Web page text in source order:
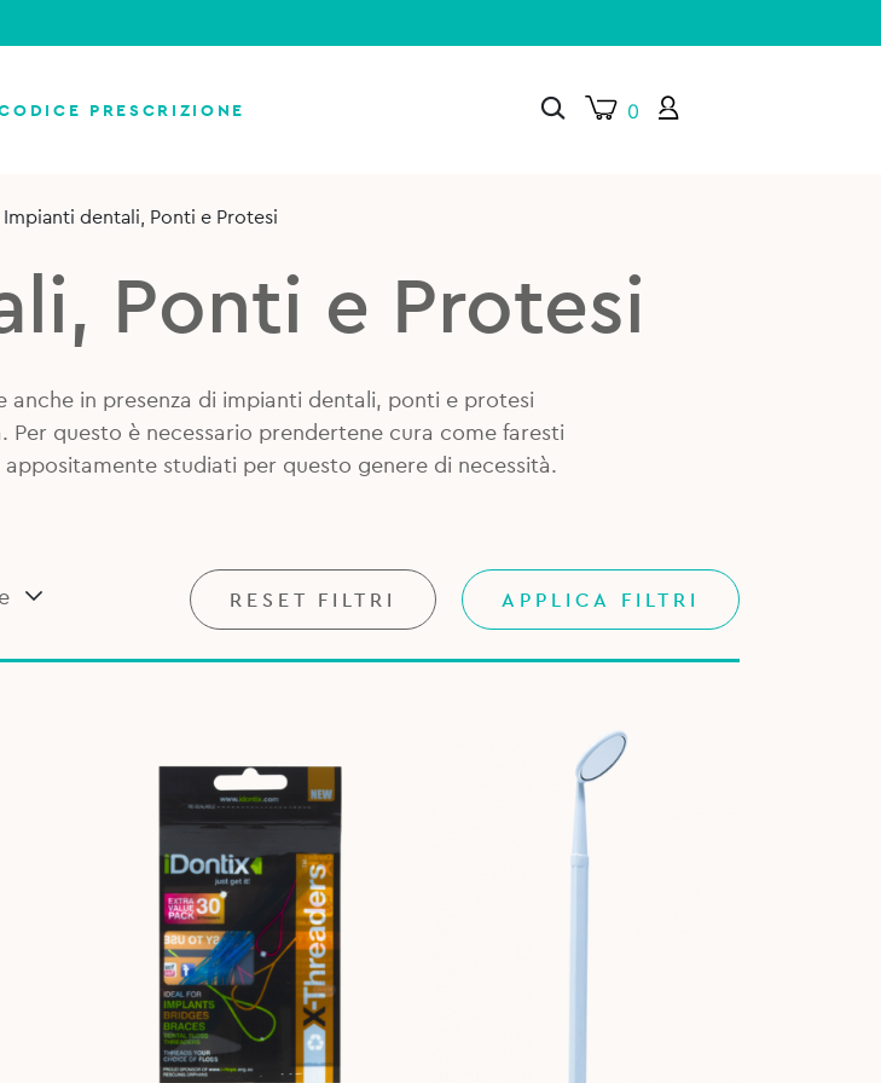
PRESCRIZIONE 0
Impianti dentali, Ponti e Protesi
Ponti e Protesi
anche in presenza di impianti dentali, ponti e protesi
questo è necessario prendertene cura come faresti
studiati per questo genere di necessità.
RESET FILTRI APPLICA FILTRI